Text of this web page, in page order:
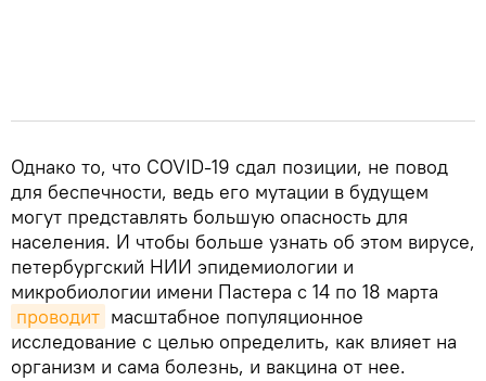
Однако то, что COVID-19 сдал позиции, не повод
для беспечности, ведь его мутации в будущем
могут представлять большую опасность для
населения. И чтобы больше узнать об этом вирусе,
петербургский НИИ эпидемиологии и
микробиологии имени Пастера с 14 по 18 марта
проводит масштабное популяционное
исследование с целью определить, как влияет на
организм и сама болезнь, и вакцина от нее.